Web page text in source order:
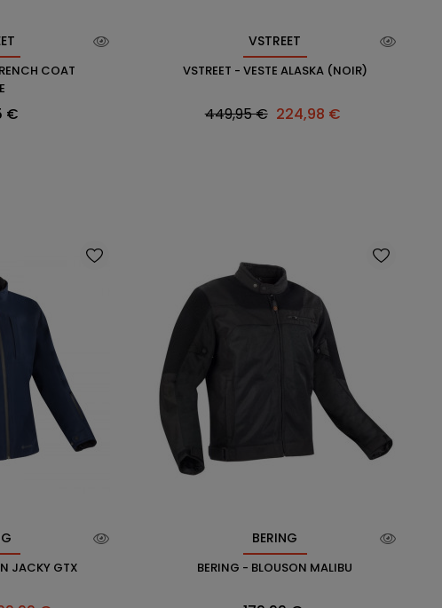
COAT
€
VSTREET
VSTREET - VESTE ALASKA (NOIR)
Prix
449,95 € Prix
224,98 €
JACKY GTX
BERING
BERING - BLOUSON MALIBU